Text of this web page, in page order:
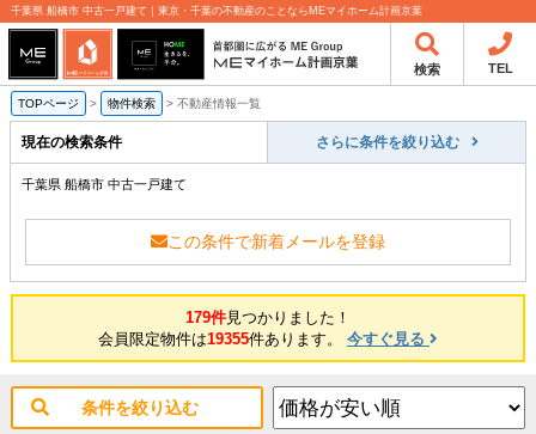
千葉県 船橋市 中古一戸建て｜東京・千葉の不動産のことならMEマイホーム計画京葉
検索 TEL
TOPページ > 物件検索 > 不動産情報一覧
現在の検索条件 さらに条件を絞り込む
千葉県 船橋市 中古一戸建て
この条件で新着メールを登録
179件見つかりました！
会員限定物件は19355件あります。 今すぐ見る
条件を絞り込む